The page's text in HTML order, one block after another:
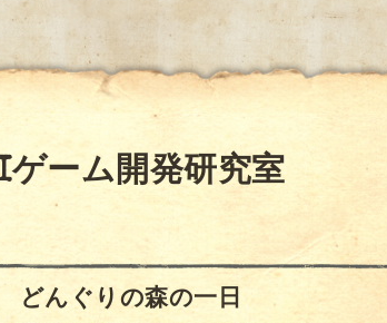
ゲーム開発研究室
どんぐりの森の一日